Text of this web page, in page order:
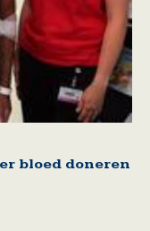
bloed doneren